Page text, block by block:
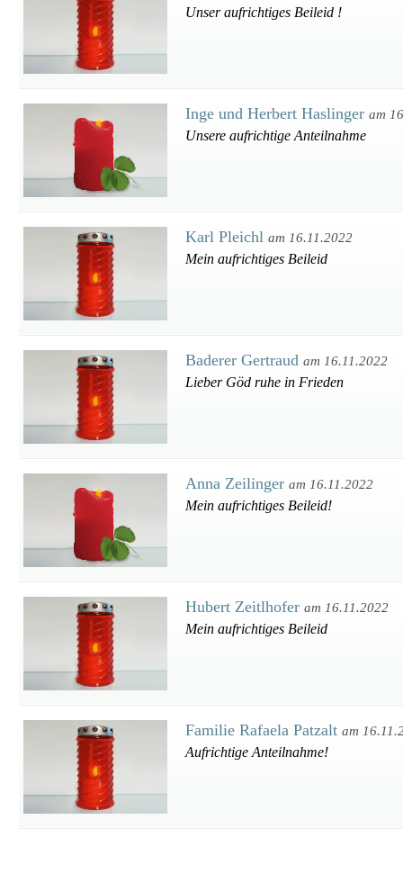
Unser aufrichtiges Beileid !
Inge und Herbert Haslinger am
Unsere aufrichtige Anteilnahme
Karl Pleichl am 16.11.2022
Mein aufrichtiges Beileid
Baderer Gertraud am 16.11.2022
Lieber Göd ruhe in Frieden
Anna Zeilinger am 16.11.2022
Mein aufrichtiges Beileid!
Hubert Zeitlhofer am 16.11.2022
Mein aufrichtiges Beileid
Familie Rafaela Patzalt am
Aufrichtige Anteilnahme!